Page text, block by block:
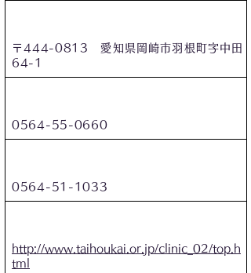
〒444-0813 愛知県岡崎市羽根町字中田
64-1
0564-55-0660
0564-51-1033
http://www.taihoukai.or.jp/clinic_02/top.h
tml